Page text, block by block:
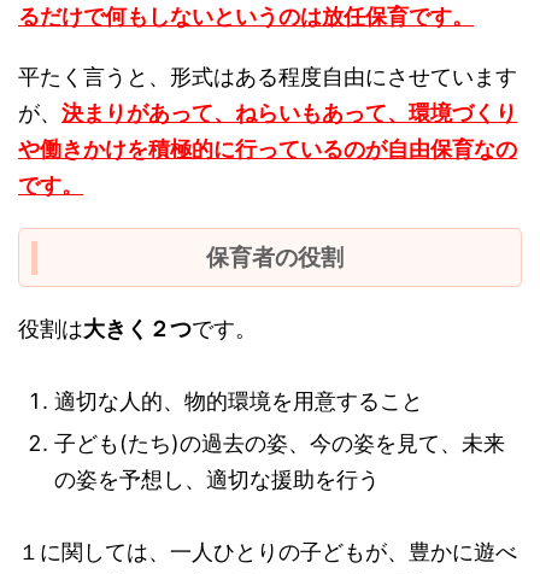
るだけで何もしないというのは放任保育です。
平たく言うと、形式はある程度自由にさせています
が、 決まりがあって、ねらいもあって、環境づくり
や働きかけを積極的に行っているのが自由保育なの
です。
保育者の役割
役割は大きく２つです。
適切な人的、物的環境を用意すること
子ども(たち)の過去の姿、今の姿を見て、未来
の姿を予想し、適切な援助を行う
１に関しては、一人ひとりの子どもが、豊かに遊べ